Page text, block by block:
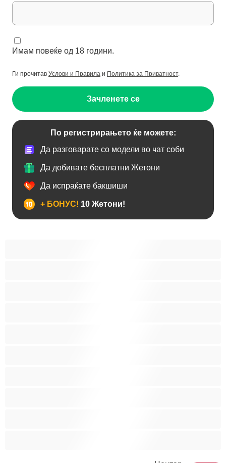
Имам повеќе од 18 години.
Ги прочитав Услови и Правила и Политика за Приватност.
Зачленете се
По регистрирањето ќе можете:
Да разговарате со модели во чат соби
Да добивате бесплатни Жетони
Да испраќате бакшиши
+ БОНУС! 10 Жетони!